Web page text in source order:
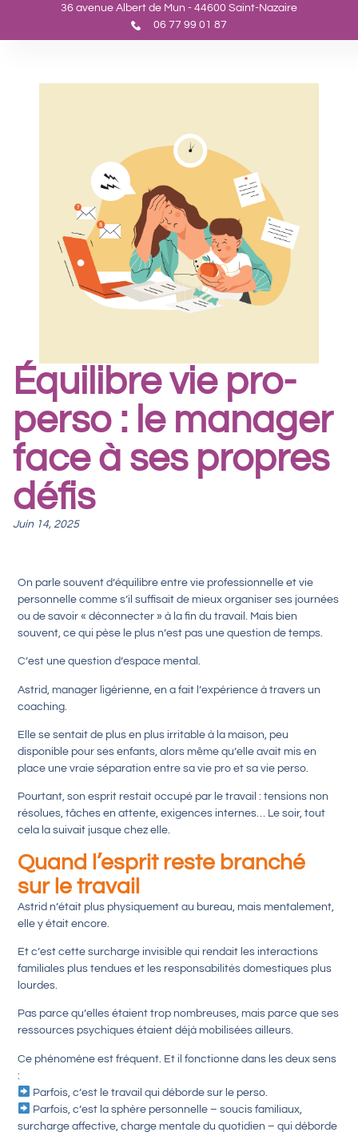
36 avenue Albert de Mun - 44600 Saint-Nazaire
06 77 99 01 87
Équilibre vie pro-
perso : le manager
face à ses propres
défis
Juin 14, 2025
On parle souvent d’équilibre entre vie professionnelle et vie
personnelle comme s’il suffisait de mieux organiser ses journées
ou de savoir « déconnecter » à la fin du travail. Mais bien
souvent, ce qui pèse le plus n’est pas une question de temps.
C’est une question d’espace mental.
Astrid, manager ligérienne, en a fait l’expérience à travers un
coaching.
Elle se sentait de plus en plus irritable à la maison, peu
disponible pour ses enfants, alors même qu’elle avait mis en
place une vraie séparation entre sa vie pro et sa vie perso.
Pourtant, son esprit restait occupé par le travail : tensions non
résolues, tâches en attente, exigences internes… Le soir, tout
cela la suivait jusque chez elle.
Quand l’esprit reste branché
sur le travail
Astrid n’était plus physiquement au bureau, mais mentalement,
elle y était encore.
Et c’est cette surcharge invisible qui rendait les interactions
familiales plus tendues et les responsabilités domestiques plus
lourdes.
Pas parce qu’elles étaient trop nombreuses, mais parce que ses
ressources psychiques étaient déjà mobilisées ailleurs.
Ce phénomène est fréquent. Et il fonctionne dans les deux sens
:
Parfois, c’est le travail qui déborde sur le perso.
Parfois, c’est la sphère personnelle – soucis familiaux,
surcharge affective, charge mentale du quotidien – qui déborde